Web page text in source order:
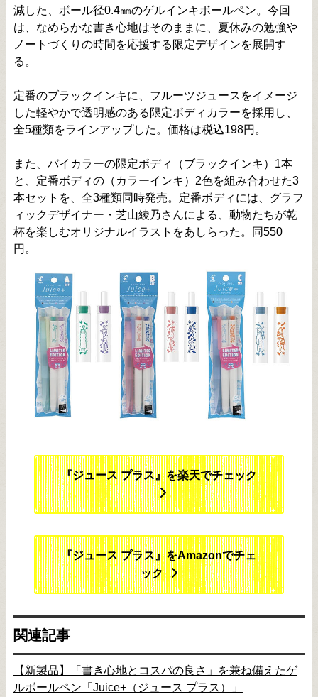
減した、ボール径0.4㎜のゲルインキボールペン。今回
は、なめらかな書き心地はそのままに、夏休みの勉強や
ノートづくりの時間を応援する限定デザインを展開す
る。
定番のブラックインキに、フルーツジュースをイメージ
した軽やかで透明感のある限定ボディカラーを採用し、
全5種類をラインアップした。価格は税込198円。
また、バイカラーの限定ボディ（ブラックインキ）1本
と、定番ボディの（カラーインキ）2色を組み合わせた3
本セットを、全3種類同時発売。定番ボディには、グラフ
ィックデザイナー・芝山綾乃さんによる、動物たちが乾
杯を楽しむオリジナルイラストをあしらった。同550
円。
『ジュース プラス』を楽天でチェック
『ジュース プラス』をAmazonでチェ
ック
関連記事
【新製品】「書き心地とコスパの良さ」を兼ね備えたゲ
ルボールペン「Juice+（ジュース プラス）」